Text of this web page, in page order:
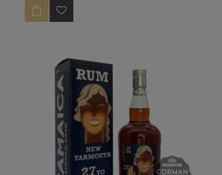
bourbon et 40% dans des fûts de sherry (xérès).